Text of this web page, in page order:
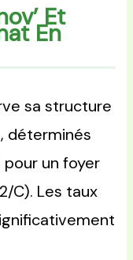
Et
En
sa structure
déterminés
pour un foyer
C). Les taux